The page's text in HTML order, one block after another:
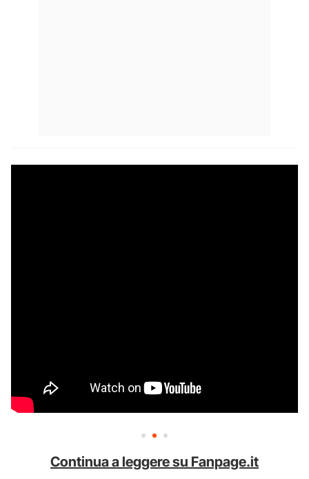
Continua a leggere su Fanpage.it